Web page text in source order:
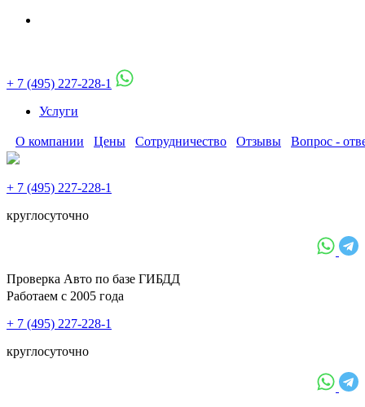
+ 7 (495) 227-228-1
Услуги
О компании Цены Сотрудничество Отзывы Вопрос -
+ 7 (495) 227-228-1
круглосуточно
Проверка Авто по базе ГИБДД
Работаем с 2005 года
+ 7 (495) 227-228-1
круглосуточно